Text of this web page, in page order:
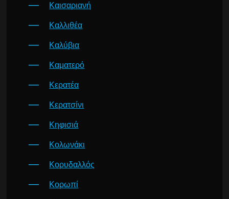
Καισαριανή
Καλλιθέα
Καλύβια
Καματερό
Κερατέα
Κερατσίνι
Κηφισιά
Κολωνάκι
Κορυδαλλός
Κορωπί